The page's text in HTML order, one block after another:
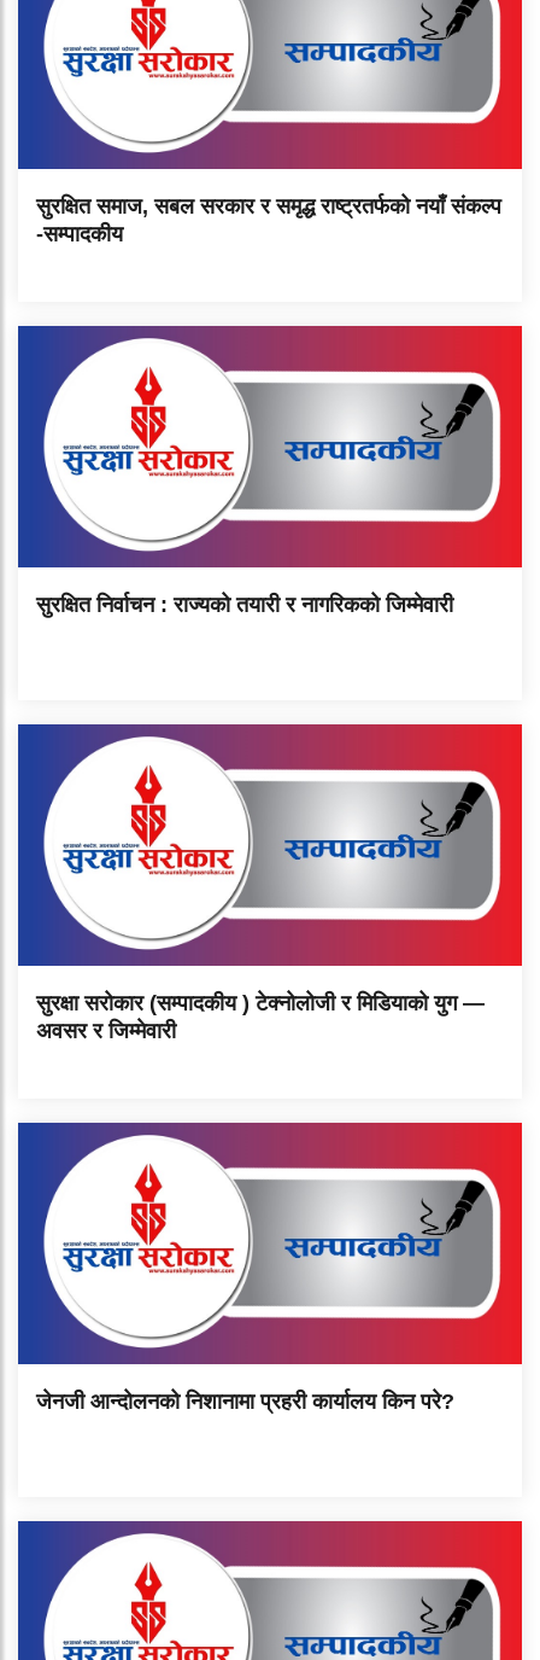
सुरक्षित समाज, सबल सरकार र समृद्ध राष्ट्रतर्फको नयाँ संकल्प
-सम्पादकीय
सुरक्षित निर्वाचन : राज्यको तयारी र नागरिकको जिम्मेवारी
सुरक्षा सरोकार (सम्पादकीय ) टेक्नोलोजी र मिडियाको युग —
अवसर र जिम्मेवारी
जेनजी आन्दोलनको निशानामा प्रहरी कार्यालय किन परे?